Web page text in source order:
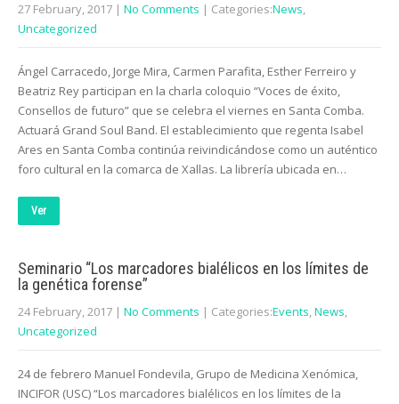
27 February, 2017 | No Comments | Categories:News,
Uncategorized
Ángel Carracedo, Jorge Mira, Carmen Parafita, Esther Ferreiro y
Beatriz Rey participan en la charla coloquio “Voces de éxito,
Consellos de futuro” que se celebra el viernes en Santa Comba.
Actuará Grand Soul Band. El establecimiento que regenta Isabel
Ares en Santa Comba continúa reivindicándose como un auténtico
foro cultural en la comarca de Xallas. La librería ubicada en…
Ver
Seminario “Los marcadores bialélicos en los límites de
la genética forense”
24 February, 2017 | No Comments | Categories:Events,News,
Uncategorized
24 de febrero Manuel Fondevila, Grupo de Medicina Xenómica,
INCIFOR (USC) “Los marcadores bialélicos en los límites de la